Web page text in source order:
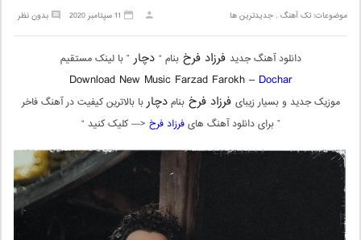
موضوعات:تک آهنگ ,جدیدترین ها بدون نظر 11 سپتامبر 2020
دانلود آهنگ جدید فرزاد فرخبنام “ دچار” با لینک مستقیم
Download New Music Farzad Farokh – Dochar
موزیک جدید و بسیار زیبای فرزاد فرخبنامدچاربا بالاترین کیفیت در آهنگ فاخر
” برای دانلود آهنگ هایفرزاد فرخ <— کلیک کنید “